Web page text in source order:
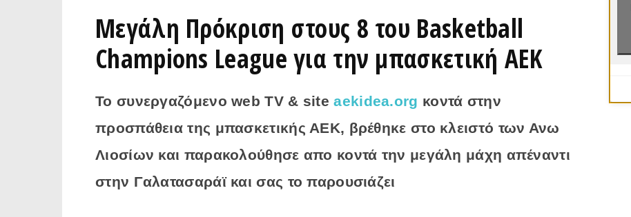
Μεγάλη Πρόκριση στους 8 του Basketball
Champions League για την μπασκετική ΑΕΚ
Το συνεργαζόμενο web TV & siteaekidea.org κοντά στην
προσπάθεια της μπασκετικής ΑΕΚ, βρέθηκε στο κλειστό των Ανω
Λιοσίων και παρακολούθησε απο κοντά την μεγάλη μάχη απέναντι
στην Γαλατασαράϊ και σας το παρουσιάζει